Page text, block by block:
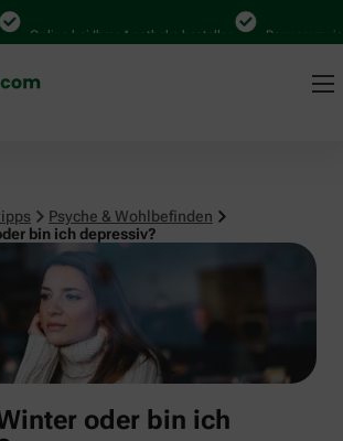
Online bei Ihrer Apotheke bestellen Bequem
Psyche & Wohlbefinden
bin ich depressiv?
oder bin ich